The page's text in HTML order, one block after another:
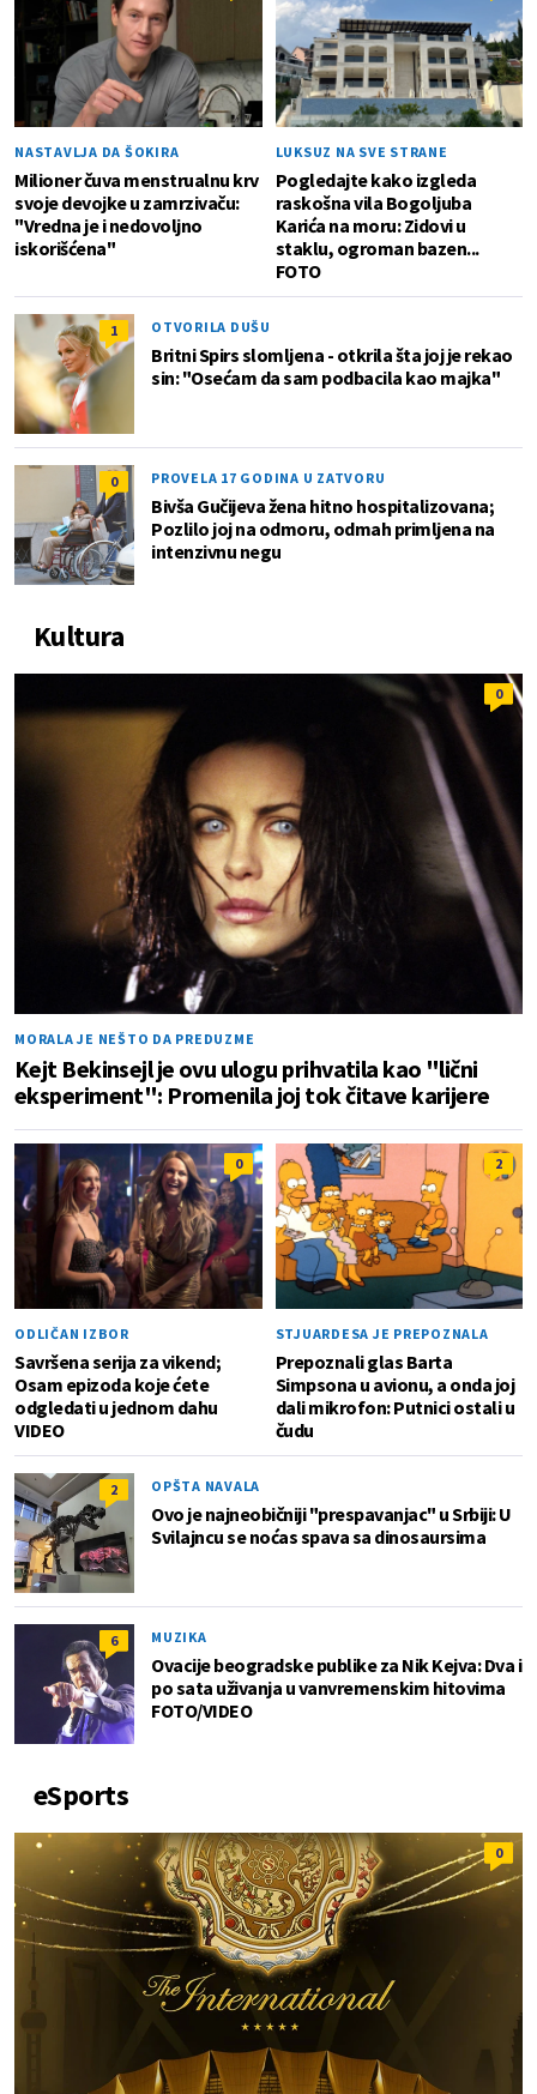
NASTAVLJA DA ŠOKIRA
Milioner čuva menstrualnu krv
svoje devojke u zamrzivaču:
"Vredna je i nedovoljno
iskorišćena"
LUKSUZ NA SVE STRANE
Pogledajte kako izgleda
raskošna vila Bogoljuba
Karića na moru: Zidovi u
staklu, ogroman bazen...
FOTO
1 OTVORILA DUŠU
Britni Spirs slomljena - otkrila šta joj je rekao
sin: "Osećam da sam podbacila kao majka"
0 PROVELA 17 GODINA U ZATVORU
Bivša Gučijeva žena hitno hospitalizovana;
Pozlilo joj na odmoru, odmah primljena na
intenzivnu negu
Kultura
0
MORALA JE NEŠTO DA PREDUZME
Kejt Bekinsejl je ovu ulogu prihvatila kao "lični
eksperiment": Promenila joj tok čitave karijere
0
ODLIČAN IZBOR
Savršena serija za vikend;
Osam epizoda koje ćete
odgledati u jednom dahu
VIDEO
2
STJUARDESA JE PREPOZNALA
Prepoznali glas Barta
Simpsona u avionu, a onda joj
dali mikrofon: Putnici ostali u
čudu
2 OPŠTA NAVALA
Ovo je najneobičniji "prespavanjac" u Srbiji: U
Svilajncu se noćas spava sa dinosaursima
6 MUZIKA
Ovacije beogradske publike za Nik Kejva: Dva i
po sata uživanja u vanvremenskim hitovima
FOTO/VIDEO
eSports
0